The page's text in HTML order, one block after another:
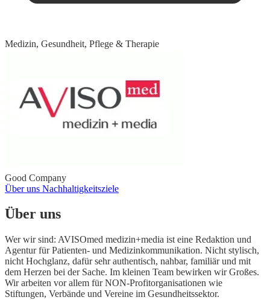
Medizin, Gesundheit, Pflege & Therapie
Good Company
Über uns Nachhaltigkeitsziele
Über uns
Wer wir sind: AVISOmed medizin+media ist eine Redaktion und
Agentur für Patienten- und Medizinkommunikation. Nicht stylisch,
nicht Hochglanz, dafür sehr authentisch, nahbar, familiär und mit
dem Herzen bei der Sache. Im kleinen Team bewirken wir Großes.
Wir arbeiten vor allem für NON-Profitorganisationen wie
Stiftungen, Verbände und Vereine im Gesundheitssektor.